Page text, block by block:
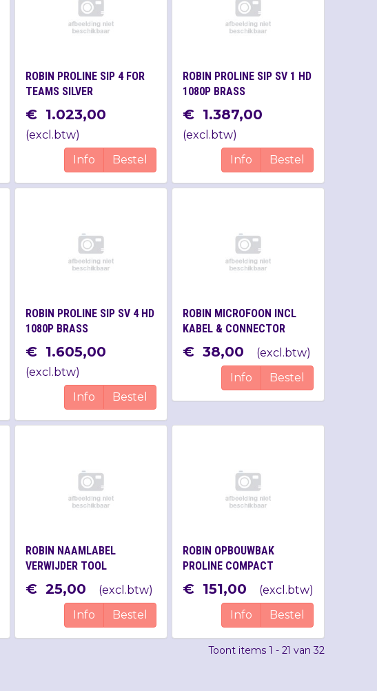
ROBIN PROLINE SIP 4 FOR
TEAMS SILVER
€ 1.023,00
(excl.btw)
Info
Bestel
ROBIN PROLINE SIP SV 1 HD
1080P BRASS
€ 1.387,00
(excl.btw)
Info
Bestel
ROBIN PROLINE SIP SV 4 HD
1080P BRASS
€ 1.605,00
(excl.btw)
Info
Bestel
ROBIN MICROFOON INCL
KABEL & CONNECTOR
€ 38,00 (excl.btw)
Info
Bestel
ROBIN NAAMLABEL
VERWIJDER TOOL
€ 25,00 (excl.btw)
Info
Bestel
ROBIN OPBOUWBAK
PROLINE COMPACT
(BLACK)
€ 151,00 (excl.btw)
Info
Bestel
Toont items 1 - 21 van 32